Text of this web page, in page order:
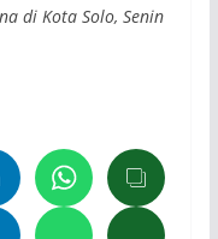
di Kota Solo, Senin